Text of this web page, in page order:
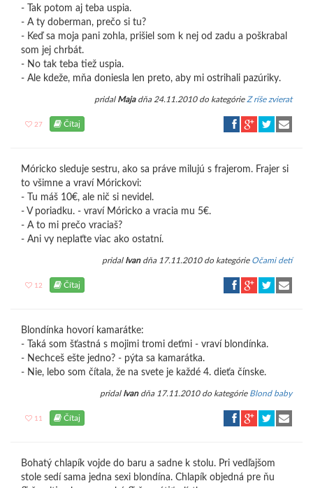
- Tak potom aj teba uspia.
- A ty doberman, prečo si tu?
- Keď sa moja pani zohla, prišiel som k nej od zadu a poškrabal
som jej chrbát.
- No tak teba tiež uspia.
- Ale kdeže, mňa doniesla len preto, aby mi ostrihali pazúriky.
pridal Majadňa 24.11.2010 do kategórie Z ríše zvierat
27 Čítaj
Móricko sleduje sestru, ako sa práve milujú s frajerom. Frajer si
to všimne a vraví Mórickovi:
- Tu máš 10€, ale nič si nevidel.
- V poriadku. - vraví Móricko a vracia mu 5€.
- A to mi prečo vraciaš?
- Ani vy neplaťte viac ako ostatní.
pridal Ivandňa 17.11.2010 do kategórie Očami detí
12 Čítaj
Blondínka hovorí kamarátke:
- Taká som šťastná s mojimi tromi deťmi - vraví blondínka.
- Nechceš ešte jedno? - pýta sa kamarátka.
- Nie, lebo som čítala, že na svete je každé 4. dieťa čínske.
pridal Ivandňa 17.11.2010 do kategórie Blond baby
11 Čítaj
Bohatý chlapík vojde do baru a sadne k stolu. Pri vedľajšom
stole sedí sama jedna sexi blondína. Chlapík objedná pre ňu